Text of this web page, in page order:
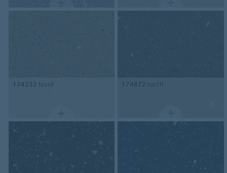
174232 fossil 174872 earth